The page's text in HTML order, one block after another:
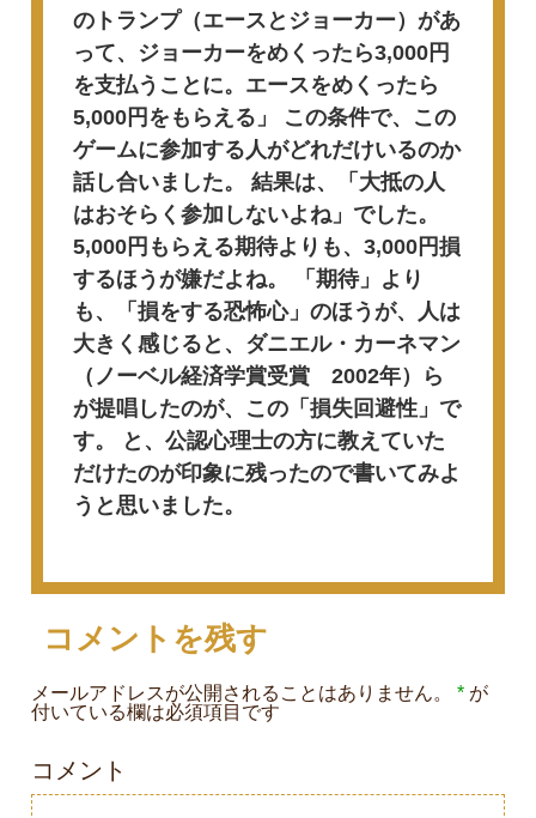
のトランプ（エースとジョーカー）があ
って、ジョーカーをめくったら3,000円
を支払うことに。エースをめくったら
5,000円をもらえる」
この条件で、この
ゲームに参加する人がどれだけいるのか
話し合いました。
結果は、「大抵の人
はおそらく参加しないよね」でした。
5,000円もらえる期待よりも、3,000円損
するほうが嫌だよね。
「期待」より
も、「損をする恐怖心」のほうが、人は
大きく感じると、ダニエル・カーネマン
（ノーベル経済学賞受賞 2002年）ら
が提唱したのが、この「損失回避性」で
す。
と、公認心理士の方に教えていた
だけたのが印象に残ったので書いてみよ
うと思いました。
コメントを残す
メールアドレスが公開されることはありません。 * が
付いている欄は必須項目です
コメント